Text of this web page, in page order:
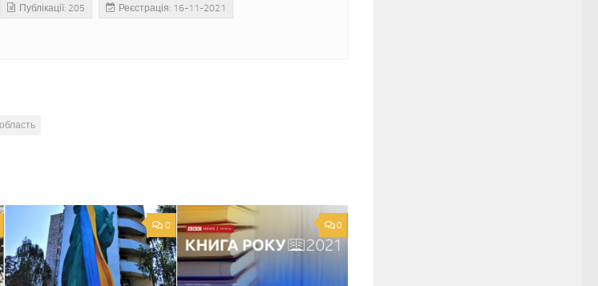
Публікації: 205 Реєстрація: 16-11-2021
0 0